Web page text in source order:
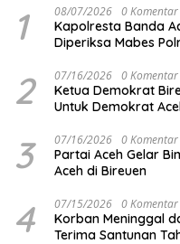
1 08/07/2026 0 Komentar
Kapolresta Banda
Diperiksa Mabes
2 07/16/2026 0 Komentar
Ketua Demokrat
Untuk Demokrat
3 07/16/2026 0 Komentar
Partai Aceh Gelar
Aceh di Bireuen
4 07/15/2026 0 Komentar
Korban Meninggal
Terima Santunan